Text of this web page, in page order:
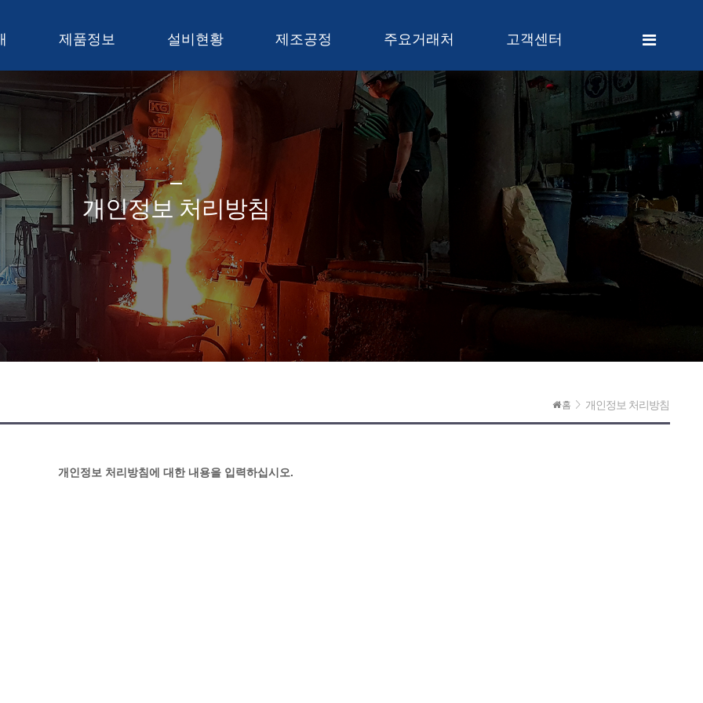
제품정보 설비현황 제조공정 주요거래처 고객센터
개인정보 처리방침
홈 개인정보 처리방침
개인정보 처리방침에 대한 내용을 입력하십시오.